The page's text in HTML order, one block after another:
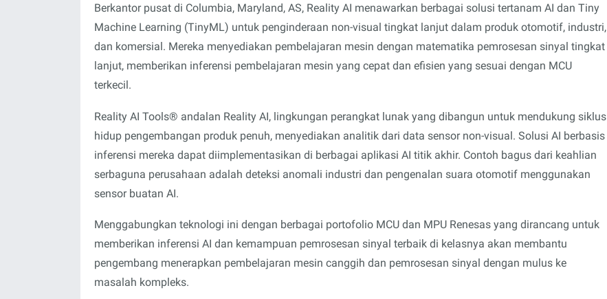
Berkantor pusat di Columbia, Maryland, AS, Reality AI menawarkan berbagai solusi tertanam AI dan Tiny
Machine Learning (TinyML) untuk penginderaan non-visual tingkat lanjut dalam produk otomotif, industri,
dan komersial. Mereka menyediakan pembelajaran mesin dengan matematika pemrosesan sinyal tingkat
lanjut, memberikan inferensi pembelajaran mesin yang cepat dan efisien yang sesuai dengan MCU
terkecil.
Reality AI Tools® andalan Reality AI, lingkungan perangkat lunak yang dibangun untuk mendukung siklus
hidup pengembangan produk penuh, menyediakan analitik dari data sensor non-visual. Solusi AI berbasis
inferensi mereka dapat diimplementasikan di berbagai aplikasi AI titik akhir. Contoh bagus dari keahlian
serbaguna perusahaan adalah deteksi anomali industri dan pengenalan suara otomotif menggunakan
sensor buatan AI.
Menggabungkan teknologi ini dengan berbagai portofolio MCU dan MPU Renesas yang dirancang untuk
memberikan inferensi AI dan kemampuan pemrosesan sinyal terbaik di kelasnya akan membantu
pengembang menerapkan pembelajaran mesin canggih dan pemrosesan sinyal dengan mulus ke
masalah kompleks.